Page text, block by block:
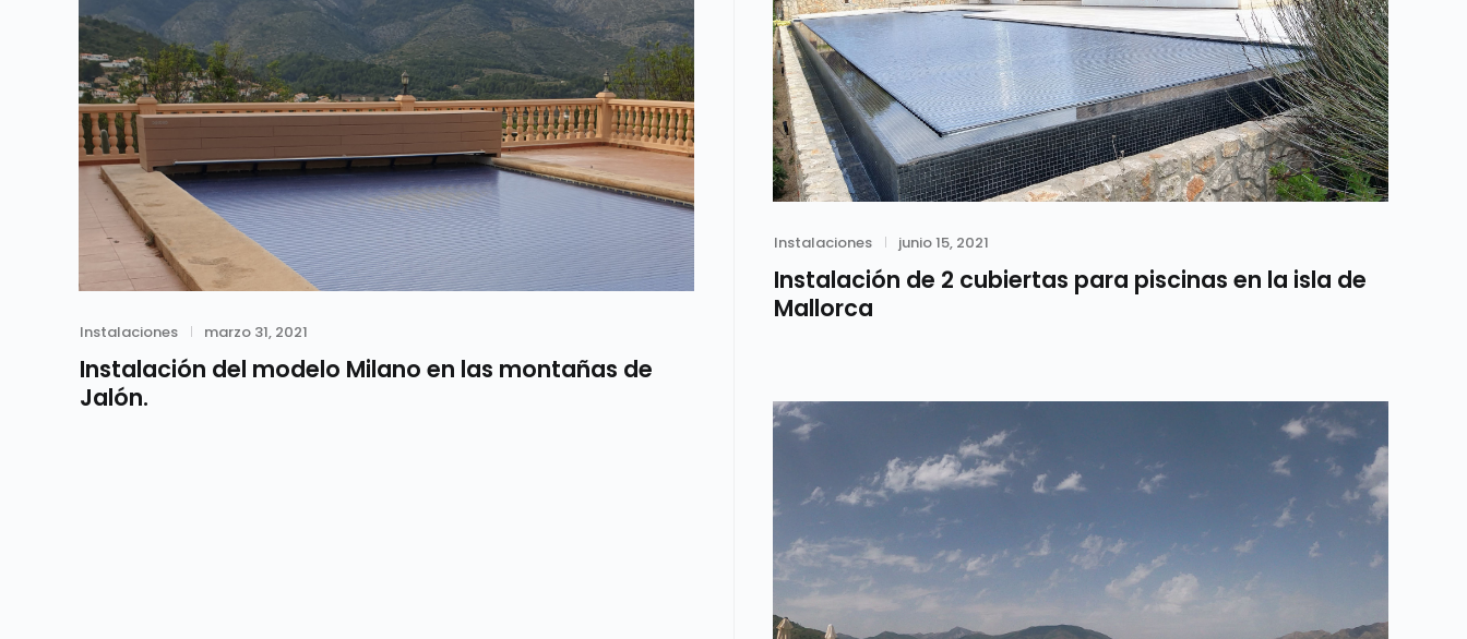
Category
Instalaciones
Posted
junio 15, 2021
Instalación de 2 cubiertas para piscinas en la isla de
Mallorca
Category
Instalaciones
Posted
marzo 31, 2021
Instalación del modelo Milano en las montañas de
Jalón.